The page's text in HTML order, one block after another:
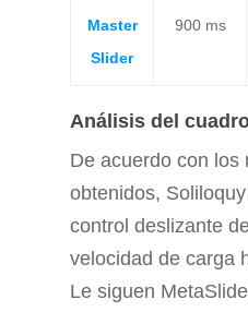
Master
Slider
900 ms
Análisis del
De acuerdo con los
obtenidos,
control deslizante
velocidad de carga
Le siguen